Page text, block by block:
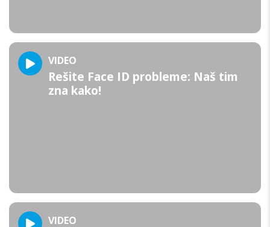
VIDEO
Rešite Face ID probleme: Naš tim
zna kako!
VIDEO